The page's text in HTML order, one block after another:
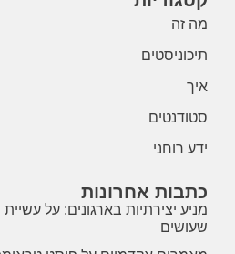
מה זה
תיכוניסטים
איך
סטודנטים
ידע רוחני
כתבות אחרונות
מניע יצירתיות בארגונים: על
שעושים